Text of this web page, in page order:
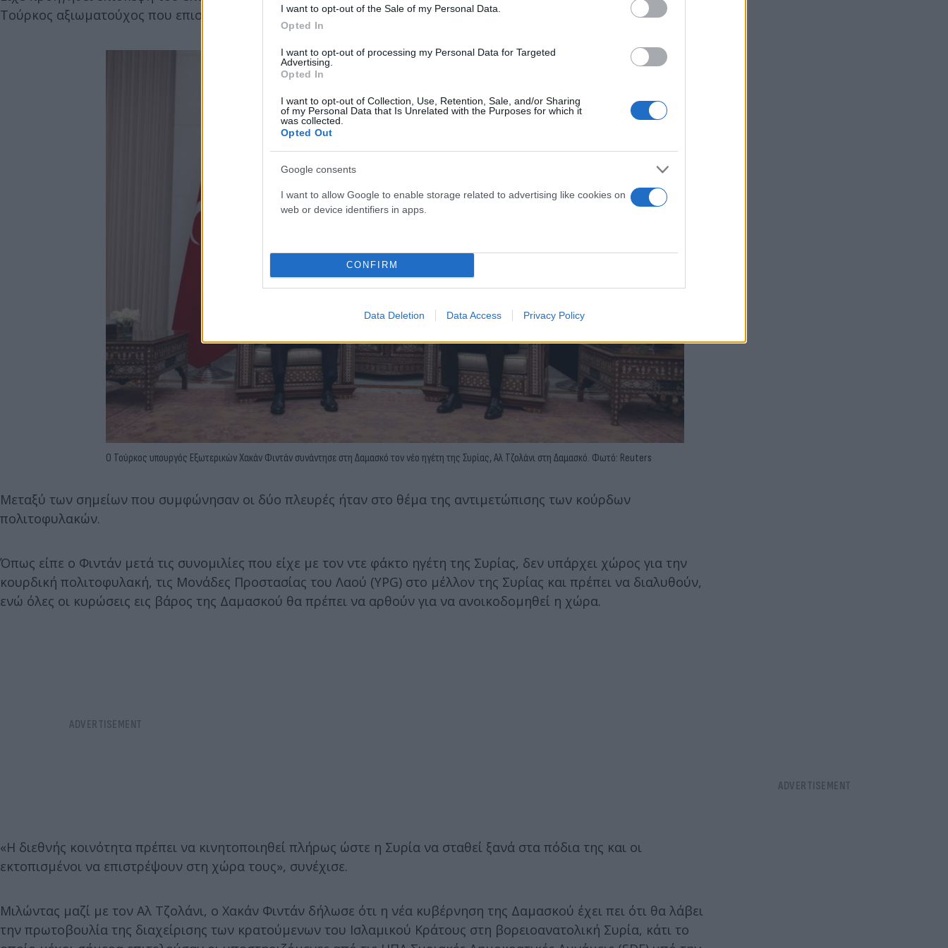
I want to opt-out of the Sale of my Personal Data.
Opted In
I want to opt-out of processing my Personal Data for Targeted
Advertising.
Opted In
I want to opt-out of Collection, Use, Retention, Sale, and/or Sharing
of my Personal Data that Is Unrelated with the Purposes for which it
was collected.
Opted Out
Google consents
I want to allow Google to enable storage related to advertising like cookies on
web or device identifiers in apps.
CONFIRM
Data Deletion Data Access Privacy Policy
Τούρκος αξιωματούχος που επισκέφτηκε τη Συρία.
Ο Τούρκος υπουργός Εξωτερικών Χακάν Φιντάν συνάντησε στη Δαμασκό τον νέο ηγέτη της Συρίας, Αλ Τζολάνι στη Δαμασκό. Φωτό: Reuters
Μεταξύ των σημείων που συμφώνησαν οι δύο πλευρές ήταν στο θέμα της αντιμετώπισης των κούρδων
πολιτοφυλακών.
Όπως είπε ο Φιντάν μετά τις συνομιλίες που είχε με τον ντε φάκτο ηγέτη της Συρίας, δεν υπάρχει χώρος για την
κουρδική πολιτοφυλακή, τις Μονάδες Προστασίας του Λαού (YPG) στο μέλλον της Συρίας και πρέπει να διαλυθούν,
ενώ όλες οι κυρώσεις εις βάρος της Δαμασκού θα πρέπει να αρθούν για να ανοικοδομηθεί η χώρα.
«Η διεθνής κοινότητα πρέπει να κινητοποιηθεί πλήρως ώστε η Συρία να σταθεί ξανά στα πόδια της και οι
εκτοπισμένοι να επιστρέψουν στη χώρα τους», συνέχισε.
Μιλώντας μαζί με τον Αλ Τζολάνι, ο Χακάν Φιντάν δήλωσε ότι η νέα κυβέρνηση της Δαμασκού έχει πει ότι θα λάβει
την πρωτοβουλία της διαχείρισης των κρατούμενων του Ισλαμικού Κράτους στη βορειοανατολική Συρία, κάτι το